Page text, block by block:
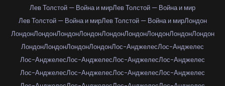
Лев Толстой — Война и мирЛев Толстой — Война и мир
Лев Толстой — Война и мирЛев Толстой — Война и мирЛондон
ЛондонЛондонЛондонЛондонЛондонЛондонЛондонЛондонЛондон
ЛондонЛондонЛондонЛондонЛос-АнджелесЛос-Анджелес
Лос-АнджелесЛос-АнджелесЛос-АнджелесЛос-Анджелес
Лос-АнджелесЛос-АнджелесЛос-АнджелесЛос-Анджелес